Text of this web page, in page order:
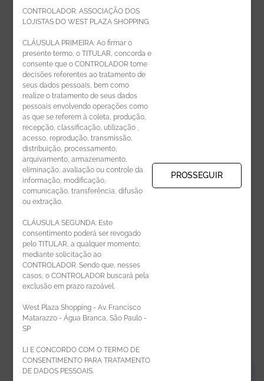
CONTROLADOR: ASSOCIAÇÃO DOS
LOJISTAS DO WEST PLAZA SHOPPING
CLÁUSULA PRIMEIRA: Ao firmar o
presente termo, o TITULAR, concorda e
consente que o CONTROLADOR tome
decisões referentes ao tratamento de
seus dados pessoais, bem como
realize o tratamento de seus dados
pessoais envolvendo operações como
as que se referem à coleta, produção,
recepção, classificação, utilização ,
acesso, reprodução, transmissão,
distribuição, processamento,
arquivamento, armazenamento,
eliminação, avaliação ou controle da
informação, modificação,
comunicação, transferência, difusão
ou extração.
CLÁUSULA SEGUNDA: Este
consentimento poderá ser revogado
pelo TITULAR, a qualquer momento,
mediante solicitação ao
CONTROLADOR. Sendo que, nesses
casos, o CONTROLADOR buscará pela
exclusão em prazo razoável.
West Plaza Shopping - Av. Francisco
Matarazzo - Água Branca, São Paulo -
SP
LI E CONCORDO COM O TERMO DE
CONSENTIMENTO PARA TRATAMENTO
DE DADOS PESSOAIS.
PROSSEGUIR
Politica de privacidade
Código de Ética de Parceiros
CADASTRE-SE
Receba novidades por e-mail:
CADASTRAR